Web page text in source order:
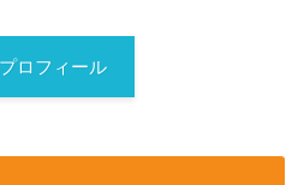
ロフィール